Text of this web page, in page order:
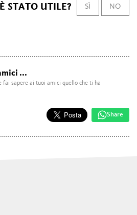
STATO UTILE? SÌ NO
...
fai sapere ai tuoi amici quello che ti ha
Share